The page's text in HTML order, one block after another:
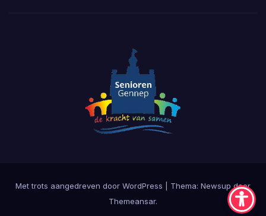
Met trots aangedreven door WordPress Thema: Newsup door
Themeansar.